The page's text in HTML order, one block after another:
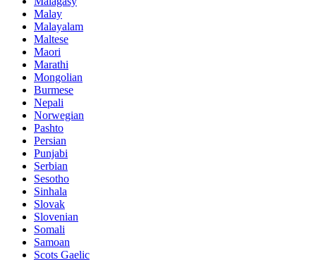
Malay
Malayalam
Maltese
Maori
Marathi
Mongolian
Burmese
Nepali
Norwegian
Pashto
Persian
Punjabi
Serbian
Sesotho
Sinhala
Slovak
Slovenian
Somali
Samoan
Scots Gaelic